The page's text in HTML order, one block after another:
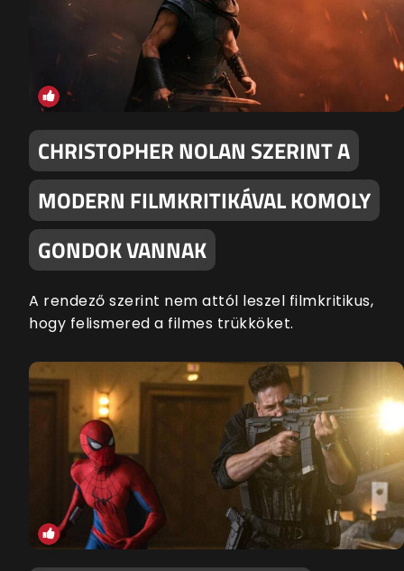
CHRISTOPHER NOLAN SZERINT A
MODERN FILMKRITIKÁVAL KOMOLY
GONDOK VANNAK
A rendező szerint nem attól leszel filmkritikus,
hogy felismered a filmes trükköket.